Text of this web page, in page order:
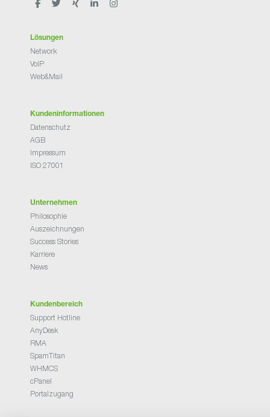
Lösungen
Network
VoIP
Web&Mail
Kundeninformationen
Datenschutz
AGB
Impressum
ISO 27001
Unternehmen
Philosophie
Auszeichnungen
Success Stories
Karriere
News
Kundenbereich
Support Hotline
AnyDesk
RMA
SpamTitan
WHMCS
cPanel
Portalzugang